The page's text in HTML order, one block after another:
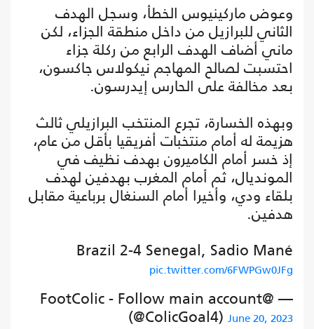
وعوض ماركينيوس الخطأ، وسجل الهدف
الثاني للبرازيل من داخل منطقة الجزاء، لكن
ماني أضاف الهدف الرابع من ركلة جزاء
احتسبت لصالح المهاجم نيكولاس جاكسون،
بعد مخالفة على الحارس إيدرسون.
وبهذه الخسارة، تجرع المنتخب البرازيلي ثالث
هزيمة له أمام منتخبات أفريقيا بأقل من عام،
إذ خسر أمام الكاميرون بهدف نظيف في
المونديال، ثم أمام المغرب بهدفين لهدف
بلقاء ودي، وأخيرا أمام السنغال برباعية مقابل
هدفين.
Brazil 2-4 Senegal, Sadio Mané
pic.twitter.com/6FWPGw0JFg
— @FootColic - Follow main account
(@ColicGoal4) June 20, 2023